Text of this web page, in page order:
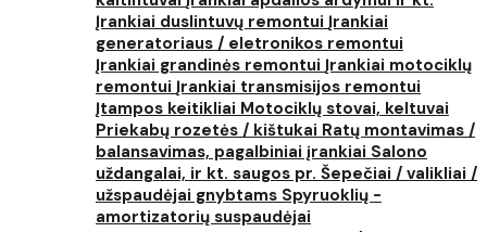
Įrankiai duslintuvų remontui Įrankiai
generatoriaus / eletronikos remontui
Įrankiai grandinės remontui Įrankiai motociklų
remontui Įrankiai transmisijos remontui
Įtampos keitikliai Motociklų stovai, keltuvai
Priekabų rozetės / kištukai Ratų montavimas /
balansavimas, pagalbiniai įrankiai Salono
uždangalai, ir kt. saugos pr. Šepečiai / valikliai /
užspaudėjai gnybtams Spyruoklių -
amortizatorių suspaudėjai